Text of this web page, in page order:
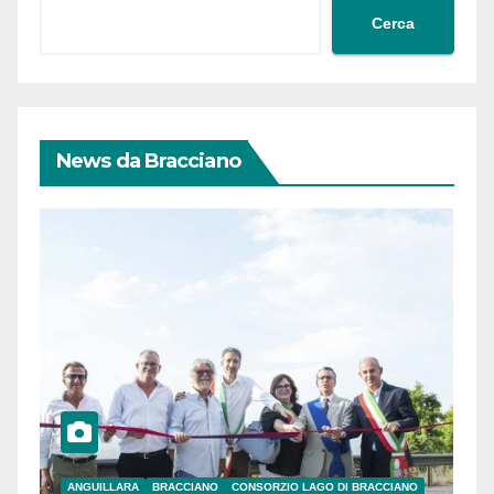
Cerca
News da Bracciano
ANGUILLARA BRACCIANO CONSORZIO LAGO DI BRACCIANO